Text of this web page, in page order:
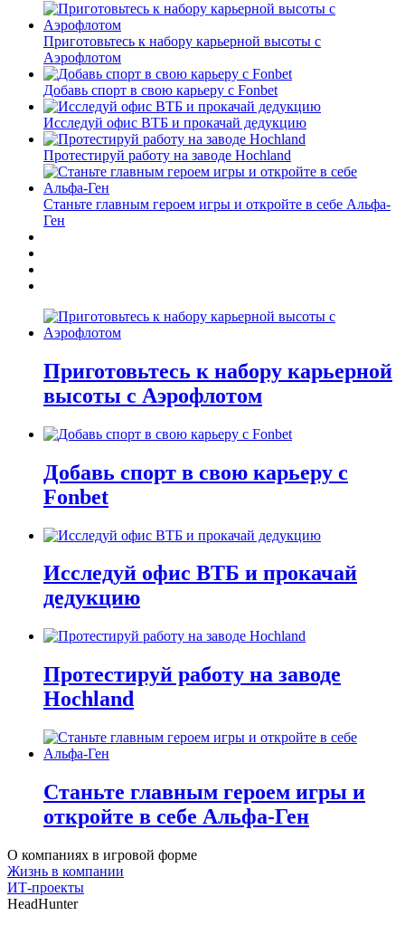
Приготовьтесь к набору карьерной высоты с
Аэрофлотом
Добавь спорт в свою карьеру с Fonbet
Исследуй офис ВТБ и прокачай дедукцию
Протестируй работу на заводе Hochland
Станьте главным героем игры и откройте в себе Альфа-
Ген
Приготовьтесь к набору карьерной
высоты с Аэрофлотом
Добавь спорт в свою карьеру с
Fonbet
Исследуй офис ВТБ и прокачай
дедукцию
Протестируй работу на заводе
Hochland
Станьте главным героем игры и
откройте в себе Альфа-Ген
О компаниях в игровой форме
Жизнь в компании
ИТ-проекты
HeadHunter